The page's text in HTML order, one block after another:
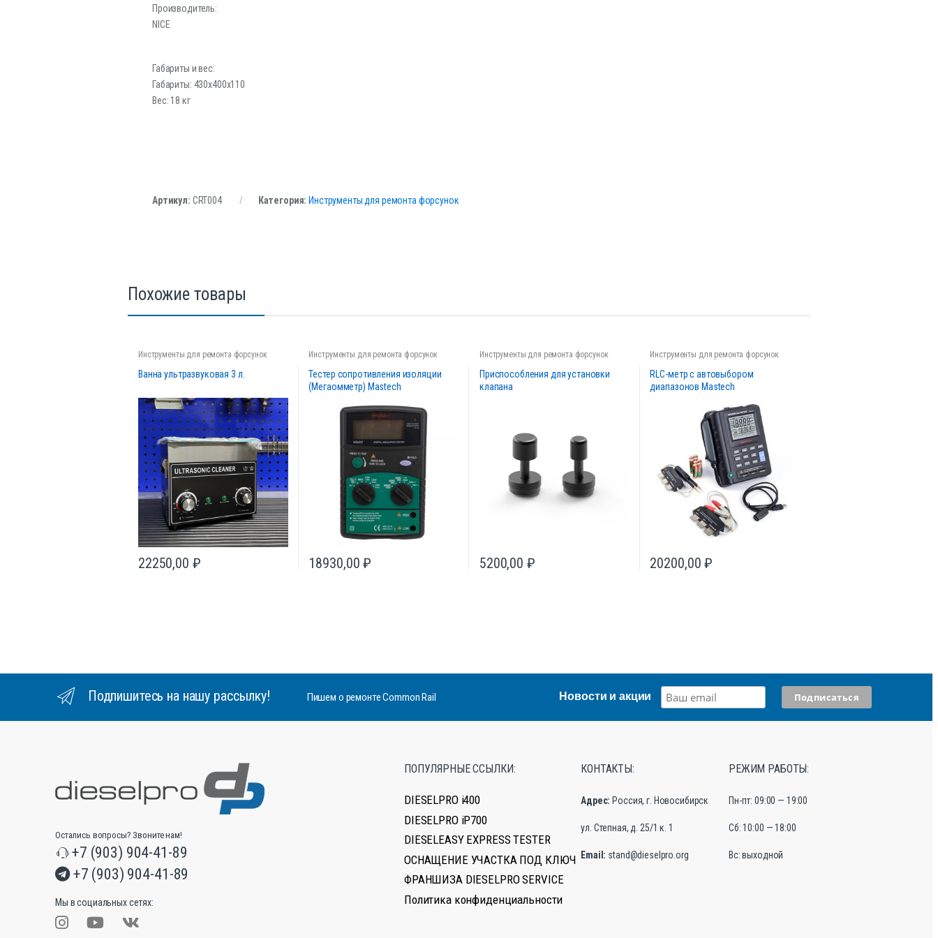
Производитель:
NICE
Габариты и вес:
Габариты: 430х400х110
Вес: 18 кг
Артикул: CRT004 Категория: Инструменты для ремонта форсунок
Похожие товары
Инструменты для ремонта форсунок
Ванна ультразвуковая 3 л.
22250,00 ₽
Инструменты для ремонта форсунок
Тестер сопротивления изоляции
(Мегаомметр) Mastech
18930,00₽
Инструменты для ремонта форсунок
Приспособления для установки
клапана
5200,00 ₽
Инструменты для ремонта форсунок
RLC-метр c автовыбором
диапазонов Mastech
20200,00₽
Подпишитесь на нашу рассылку! Пишем о ремонте Common Rail Новости и акции
Остались вопросы? Звоните нам!
+7 (903) 904-41-89
+7 (903) 904-41-89
Мы в социальных сетях:
ПОПУЛЯРНЫЕ ССЫЛКИ:
DIESELPRO i400
DIESELPRO iP700
DIESELEASY EXPRESS TESTER
ОСНАЩЕНИЕ УЧАСТКА ПОД КЛЮЧ
ФРАНШИЗА DIESELPRO SERVICE
Политика конфиденциальности
КОНТАКТЫ:
Адрес: Россия, г. Новосибирск
ул. Степная, д. 25/1 к. 1
Email: stand@dieselpro.org
РЕЖИМ РАБОТЫ:
Пн-пт: 09:00 — 19:00
Сб: 10:00 — 18:00
Вс: выходной